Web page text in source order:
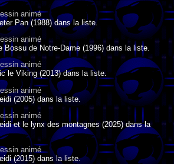
animé
Pan (1988) dans la liste.
animé
Bossu de Notre-Dame (1996) dans la liste.
animé
le Viking (2013) dans la liste.
animé
(2005) dans la liste.
animé
et le lynx des montagnes (2025) dans la
animé
(2015) dans la liste.